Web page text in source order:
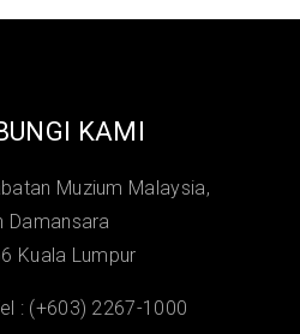
KAMI
Muzium Malaysia,
Damansara
Kuala Lumpur
: (+603) 2267-1000